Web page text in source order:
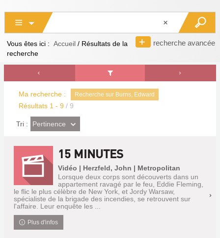
recherche avancée
Vous êtes ici : Accueil / Résultats de la
recherche
Ma recherche : Recherche sur Burns, Edward
Résultats 1 - 9 / 9
Tri : (Effet
imédiat)
Pertinence
15 MINUTES
Vidéo | Herzfeld, John | Metropolitan
Lorsque deux corps sont découverts dans un
appartement ravagé par le feu, Eddie Fleming,
le flic le plus célèbre de New York, et Jordy Warsaw,
spécialiste de la brigade des incendies, se retrouvent sur
l'affaire. Leur enquête les ...
Plus d'infos